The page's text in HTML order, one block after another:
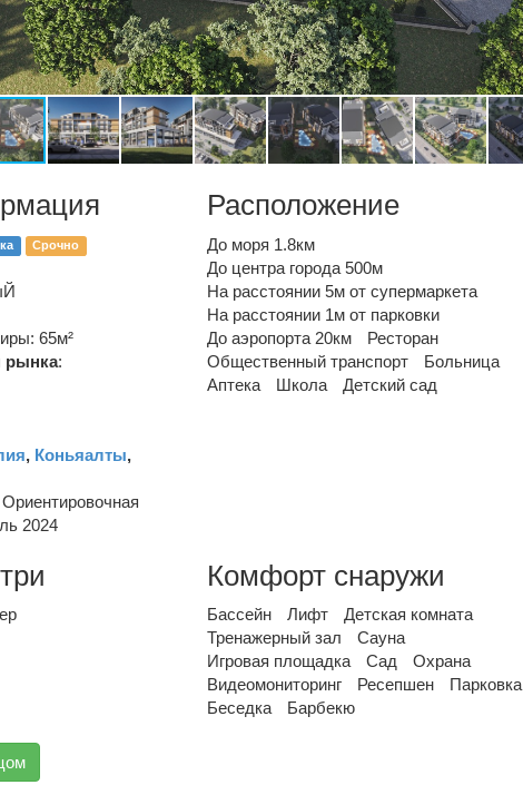
Срочно
65м²
рынка:
, Коньяалты,
Ориентировочная
2024
Расположение
До моря 1.8км
До центра города 500м
На расстоянии 5м от супермаркета
На расстоянии 1м от парковки
До аэропорта 20км
Ресторан
Общественный транспорт
Больница
Аптека
Школа Детский сад
Комфорт снаружи
Бассейн Лифт
Детская комната
Тренажерный зал
Сауна
Игровая площадка
Сад
Охрана
Видеомониторинг
Ресепшен
Парковка
Беседка
Барбекю